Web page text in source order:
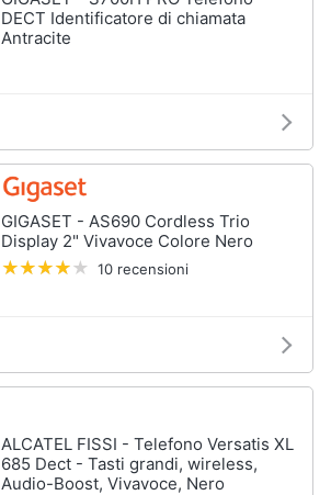
DECT Identificatore di chiamata
Antracite
GIGASET - AS690 Cordless Trio
Display 2" Vivavoce Colore Nero
10 recensioni
ALCATEL FISSI - Telefono Versatis XL
685 Dect - Tasti grandi, wireless,
Audio-Boost, Vivavoce, Nero